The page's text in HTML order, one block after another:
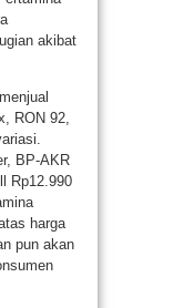
akibat
RON 92,
BP-AKR
Rp12.990
harga
pun akan